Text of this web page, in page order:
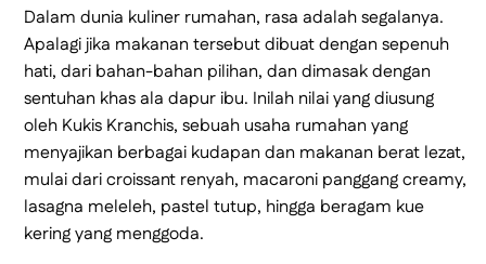
Dalam dunia kuliner rumahan, rasa adalah segalanya.
Apalagi jika makanan tersebut dibuat dengan sepenuh
hati, dari bahan-bahan pilihan, dan dimasak dengan
sentuhan khas ala dapur ibu. Inilah nilai yang diusung
oleh Kukis Kranchis, sebuah usaha rumahan yang
menyajikan berbagai kudapan dan makanan berat lezat,
mulai dari croissant renyah, macaroni panggang creamy,
lasagna meleleh, pastel tutup, hingga beragam kue
kering yang menggoda.